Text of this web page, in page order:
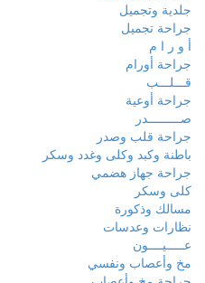
جلدية وتجميل
جراحة تجميل
أ و ر ا م
جراحة أورام
قـــلـــب
جراحة أوعية
صـــــــــدر
جراحة قلب وصدر
باطنة وكبد وكلى وغدد وسكر
جراحة جهاز هضمي
كلى وسكر
مسالك وذكورة
نظارات وعدسات
عـــــيــــون
مخ وأعصاب ونفسي